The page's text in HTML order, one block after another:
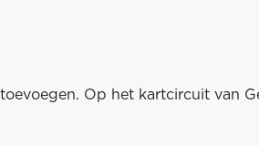
Op het kartcircuit van